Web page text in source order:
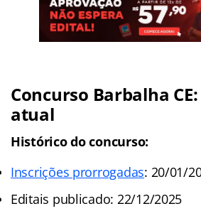
Concurso Barbalha
atual
Histórico do concurso:
Inscrições prorrogadas: 20/01/
Editais publicado: 22/12/2025